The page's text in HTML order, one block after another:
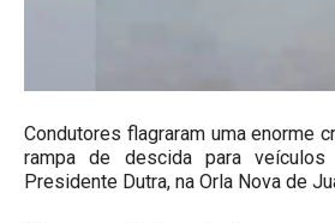
Condutores flagraram uma enorme
rampa de descida para
Presidente Dutra, na Orla Nova de